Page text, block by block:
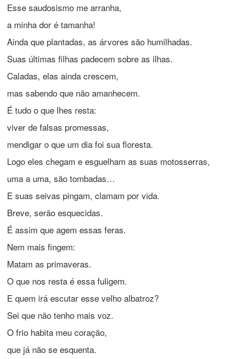
Esse saudosismo me arranha,
a minha dor é tamanha!
Ainda que plantadas, as árvores são humilhadas.
Suas últimas filhas padecem sobre as ilhas.
Caladas, elas ainda crescem,
mas sabendo que não amanhecem.
É tudo o que lhes resta:
viver de falsas promessas,
mendigar o que um dia foi sua floresta.
Logo eles chegam e esguelham as suas motosserras,
uma a uma, são tombadas…
E suas seivas pingam, clamam por vida.
Breve, serão esquecidas.
É assim que agem essas feras.
Nem mais fingem:
Matam as primaveras.
O que nos resta é essa fuligem.
E quem irá escutar esse velho albatroz?
Sei que não tenho mais voz.
O frio habita meu coração,
que já não se esquenta.